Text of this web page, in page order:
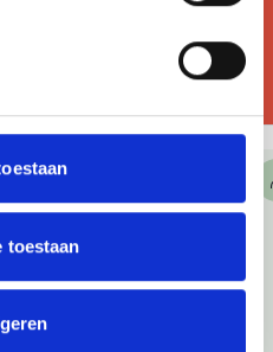
toestaan
– upcycled /